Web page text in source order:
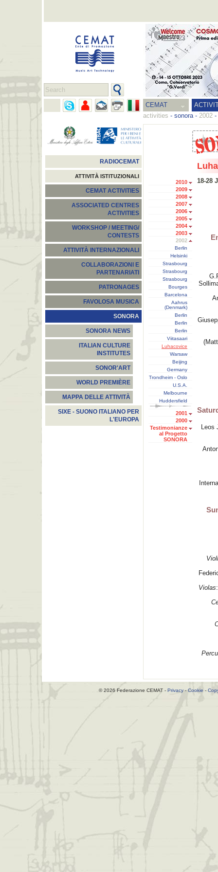
CEMAT
activities - sonora- 2002 -
RADIOCEMAT
ATTIVITÀ ISTITUZIONALI
CEMAT ACTIVITIES
ASSOCIATED CENTRES
ACTIVITIES
WORKSHOP / MEETING/
CONTESTS
ATTIVITÀ INTERNAZIONALI
COLLABORAZIONI E
PARTENARIATI
PATRONAGES
FAVOLOSA MUSICA
SONORA
SONORA NEWS
ITALIAN CULTURE
INSTITUTES
SONOR'ART
WORLD PREMIÈRE
MAPPA DELLE ATTIVITÀ
SIXE - SUONO ITALIANO PER
L'EUROPA
2010
2009
2008
2007
2006
2005
2004
2003
2002
Berlin
Helsinki
Strasbourg
Strasbourg
Strasbourg
Bourges
Barcelona
Aahrus
(Denmark)
Berlin
Berlin
Berlin
Viitasaari
Luhacovice
Warsaw
Beijing
Germany
Trondheim - Oslo
U.S.A.
Melbourne
Huddersfield
2001
2000
Testimonianze
al Progetto
SONORA
18-28
Leos
Violas
C
© 2026 Federazione CEMAT - Privacy - Cookie -